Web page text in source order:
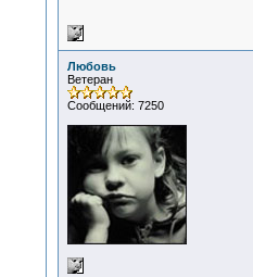
Любовь
Ветеран
Сообщений: 7250